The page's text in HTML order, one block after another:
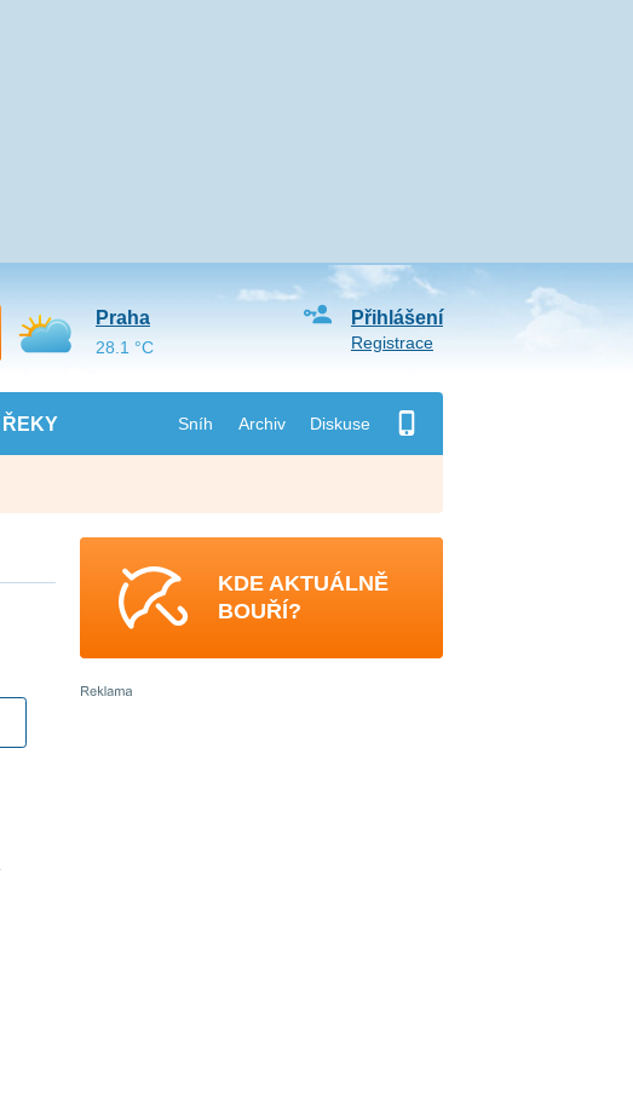
ŘEKY Sníh Archiv Diskuse
Přihlášení
Registrace
Praha
28.1 °C
KDE AKTUÁLNĚ
BOUŘÍ?